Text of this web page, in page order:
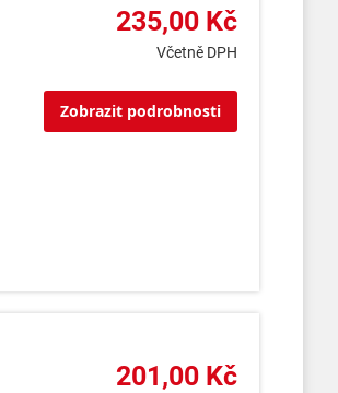
235,00 Kč
Včetně DPH
Zobrazit podrobnosti
201,00 Kč